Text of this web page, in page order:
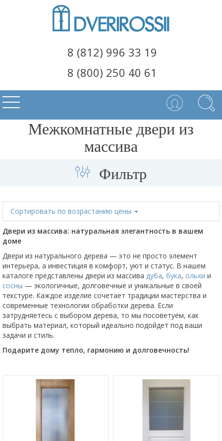
8 (812) 996 33 19
8 (800) 250 40 61
Межкомнатные двери из
массива
Фильтр
Сортировать по возрастанию цены
Двери из массива: натуральная элегантность в вашем
доме
Двери из натурального дерева — это не просто элемент
интерьера, а инвестиция в комфорт, уют и статус. В нашем
каталоге представлены двери из массива дуба, бука, ольхи и
сосны — экологичные, долговечные и уникальные в своей
текстуре. Каждое изделие сочетает традиции мастерства и
современные технологии обработки дерева. Если
затрудняетесь с выбором дерева, то мы посоветуем, как
выбрать материал, который идеально подойдет под ваши
задачи и стиль.
Подарите дому тепло, гармонию и долговечность!